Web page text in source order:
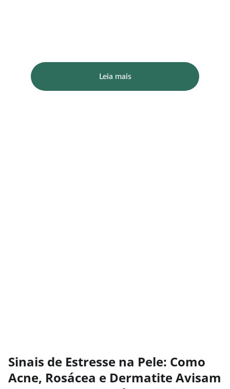
Leia mais
Sinais de Estresse na Pele: Como
Acne, Rosácea e Dermatite Avisam